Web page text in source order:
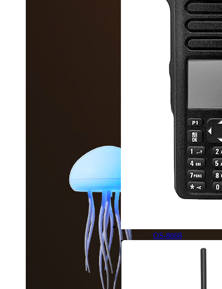
OS-8668